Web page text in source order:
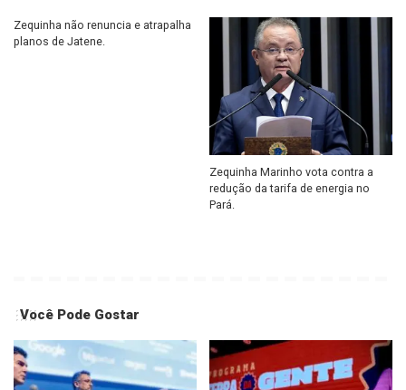
Zequinha não renuncia e atrapalha
planos de Jatene.
Zequinha Marinho vota contra a
redução da tarifa de energia no
Pará.
Você Pode Gostar